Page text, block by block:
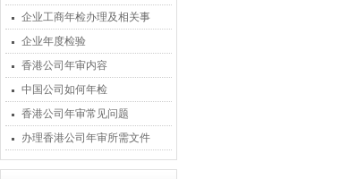
企业工商年检办理及相关事
企业年度检验
香港公司年审内容
中国公司如何年检
香港公司年审常见问题
办理香港公司年审所需文件